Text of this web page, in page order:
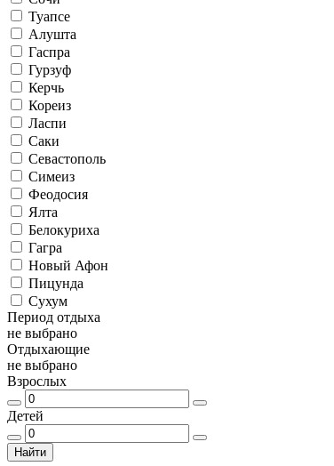
Туапсе
Алушта
Гаспра
Гурзуф
Керчь
Кореиз
Ласпи
Саки
Севастополь
Симеиз
Феодосия
Ялта
Белокуриха
Гагра
Новый Афон
Пицунда
Сухум
Период отдыха
не выбрано
Отдыхающие
не выбрано
Взрослых
Детей
Найти